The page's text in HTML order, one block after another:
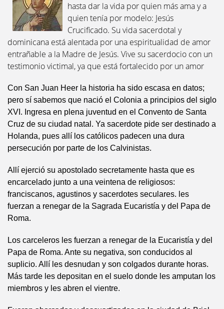
hasta dar la vida por quien más ama y a
quien tenía por modelo: Jesús
Crucificado. Su vida sacerdotal y
dominicana está alentada por una espiritualidad de amor
entrañable a la Madre de Jesús. Vive su sacerdocio con un
testimonio victimal, ya que está fortalecido por un amor
Con San Juan Heer la historia ha sido escasa en datos;
pero sí sabemos que nació el Colonia a principios del siglo
XVI. Ingresa en plena juventud en el Convento de Santa
Cruz de su ciudad natal. Ya sacerdote pide ser destinado a
Holanda, pues allí los católicos padecen una dura
persecución por parte de los Calvinistas.
Allí ejerció su apostolado secretamente hasta que es
encarcelado junto a una veintena de religiosos:
franciscanos, agustinos y sacerdotes seculares. les
fuerzan a renegar de la Sagrada Eucaristía y del Papa de
Roma.
Los carceleros les fuerzan a renegar de la Eucaristía y del
Papa de Roma. Ante su negativa, son conducidos al
suplicio. Allí les desnudan y son colgados durante horas.
Más tarde les depositan en el suelo donde les amputan los
miembros y les abren el vientre.